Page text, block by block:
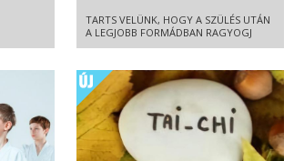
TARTS VELÜNK, HOGY A SZÜLÉS UTÁN
A LEGJOBB FORMÁDBAN RAGYOGJ